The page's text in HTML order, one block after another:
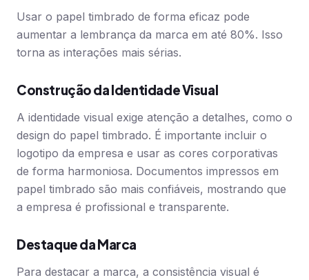
Usar o papel timbrado de forma eficaz pode
aumentar a lembrança da marca em até 80%. Isso
torna as interações mais sérias.
Construção da Identidade Visual
A identidade visual exige atenção a detalhes, como o
design do papel timbrado. É importante incluir o
logotipo da empresa e usar as cores corporativas
de forma harmoniosa. Documentos impressos em
papel timbrado são mais confiáveis, mostrando que
a empresa é profissional e transparente.
Destaque da Marca
Para destacar a marca, a consistência visual é